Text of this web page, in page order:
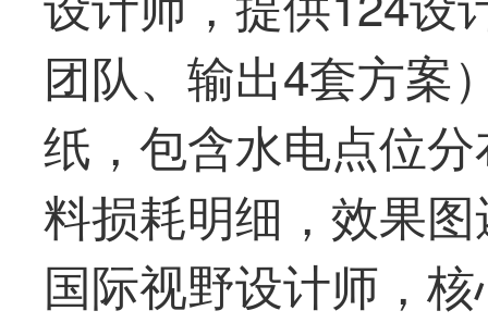
团队、输出4套方案
纸，包含水电点位
料损耗明细，效果
国际视野设计师，